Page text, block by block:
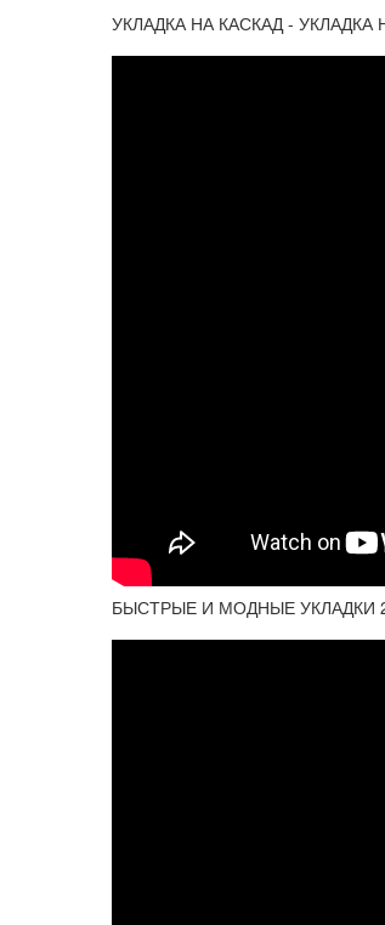
УКЛАДКА НА КАСКАД - УКЛАДКА
БЫСТРЫЕ И МОДНЫЕ УКЛАДКИ